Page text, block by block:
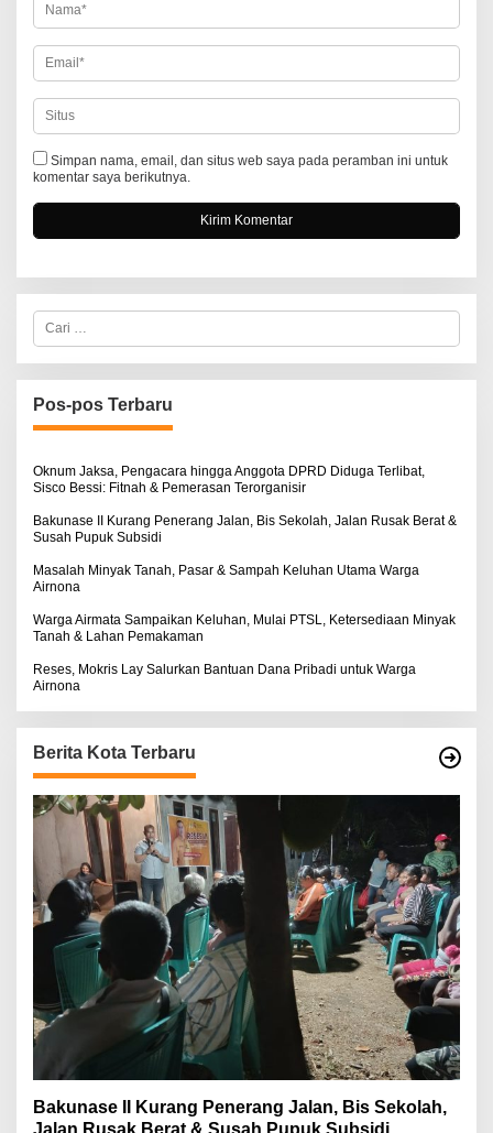
Simpan nama, email, dan situs web saya pada peramban ini untuk
komentar saya berikutnya.
C
r
i
u
n
u
:
Pos-pos Terbaru
Oknum Jaksa, Pengacara hingga Anggota DPRD Diduga Terlibat,
Sisco Bessi: Fitnah & Pemerasan Terorganisir
Bakunase II Kurang Penerang Jalan, Bis Sekolah, Jalan Rusak Berat &
Susah Pupuk Subsidi
Masalah Minyak Tanah, Pasar & Sampah Keluhan Utama Warga
Airnona
Warga Airmata Sampaikan Keluhan, Mulai PTSL, Ketersediaan Minyak
Tanah & Lahan Pemakaman
Reses, Mokris Lay Salurkan Bantuan Dana Pribadi untuk Warga
Airnona
Berita Kota Terbaru
Bakunase II Kurang Penerang Jalan, Bis Sekolah,